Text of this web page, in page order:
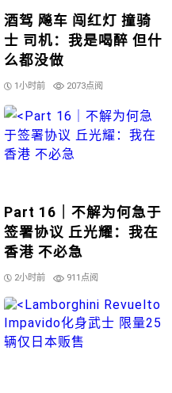
酒驾 飚车 闯红灯 撞骑
士 司机：我是喝醉 但什
么都没做
1小时前 2073点阅
Part 16｜不解为何急于
签署协议 丘光耀：我在
香港 不必急
2小时前 911点阅